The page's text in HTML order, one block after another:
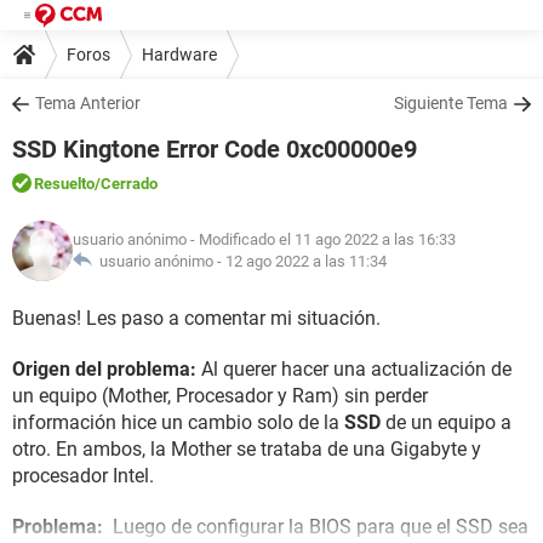
Foros Hardware
Tema Anterior Siguiente Tema
SSD Kingtone Error Code 0xc00000e9
Resuelto/Cerrado
usuario anónimo - Modificado el 11 ago 2022 a las 16:33
usuario anónimo - 12 ago 2022 a las 11:34
Buenas! Les paso a comentar mi situación.
Origen del problema: Al querer hacer una actualización de
un equipo (Mother, Procesador y Ram) sin perder
información hice un cambio solo de la SSD de un equipo a
otro. En ambos, la Mother se trataba de una Gigabyte y
procesador Intel.
Problema: Luego de configurar la BIOS para que el SSD sea